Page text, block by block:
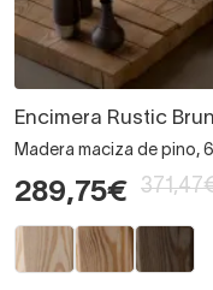
Encimera Rustic
Madera maciza de pino,
289,75€